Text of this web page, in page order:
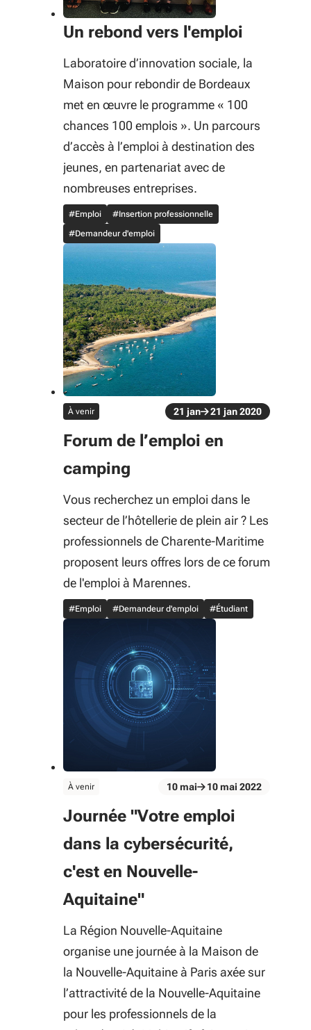
Un rebond vers l'emploi
Laboratoire d’innovation sociale, la
Maison pour rebondir de Bordeaux
met en œuvre le programme « 100
chances 100 emplois ». Un parcours
d’accès à l’emploi à destination des
jeunes, en partenariat avec de
nombreuses entreprises.
#Emploi
#Insertion professionnelle
#Demandeur d'emploi
évènement
À venir
Du 21 jan au 21 jan 2020
21 jan 21 jan2020
Forum de l’emploi en
camping
Vous recherchez un emploi dans le
secteur de l’hôtellerie de plein air ? Les
professionnels de Charente-Maritime
proposent leurs offres lors de ce forum
de l'emploi à Marennes.
#Emploi #Demandeur d'emploi #Étudiant
évènement
À venir
Du 10 mai au 10 mai 2022
10 mai 10 mai 2022
Journée "Votre emploi
dans la cybersécurité,
c'est en Nouvelle-
Aquitaine"
La Région Nouvelle-Aquitaine
organise une journée à la Maison de
la Nouvelle-Aquitaine à Paris axée sur
l’attractivité de la Nouvelle-Aquitaine
pour les professionnels de la